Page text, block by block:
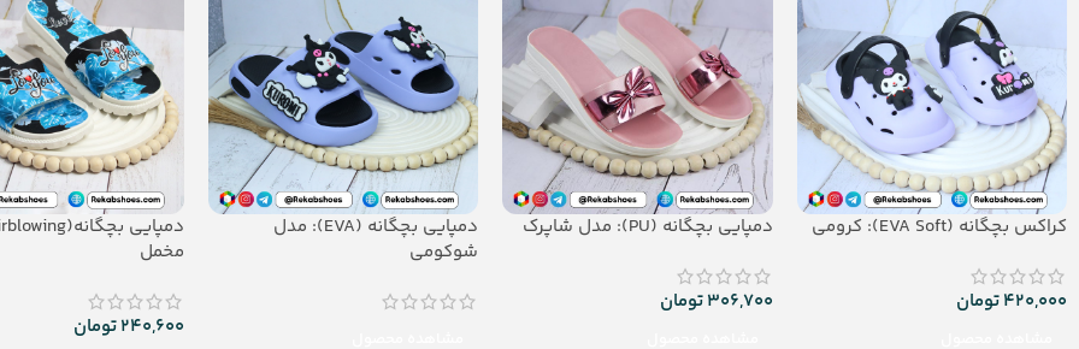
کراکس بچگانه (EVA Soft): کرومی
420,000تومان
دمپایی بچگانه (PU): مدل شاپرک
306,700تومان
دمپایی بچگانه (EVA): مدل
شوکومی
مخمل
240,600تومان